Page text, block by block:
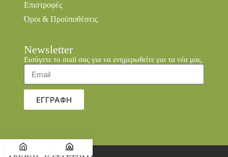
Επιστροφές
Όροι & Προϋποθέσεις
Newsletter
Εισάγετε το mail σας για να ενημερωθείτε για τα νέα μας.
ΕΓΓΡΑΦΗ